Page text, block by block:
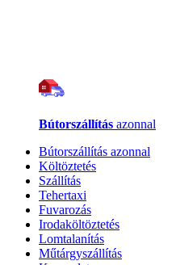
Bútorszállítás azonnal
Bútorszállítás azonnal
Költöztetés
Szállítás
Tehertaxi
Fuvarozás
Irodaköltöztetés
Lomtalanítás
Műtárgyszállítás